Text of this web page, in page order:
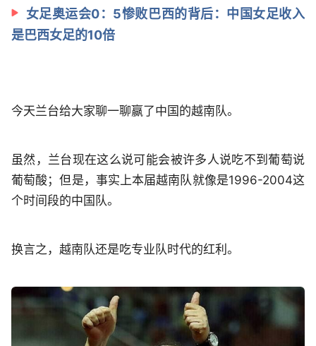
女足奥运会0：5惨败巴西的背后：中国女足收入
是巴西女足的10倍
今天兰台给大家聊一聊赢了中国的越南队。
虽然，兰台现在这么说可能会被许多人说吃不到葡萄说
葡萄酸；但是，事实上本届越南队就像是1996-2004这
个时间段的中国队。
换言之，越南队还是吃专业队时代的红利。